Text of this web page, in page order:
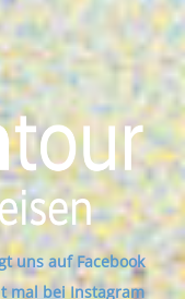
uns auf Facebook
mal bei Instagram